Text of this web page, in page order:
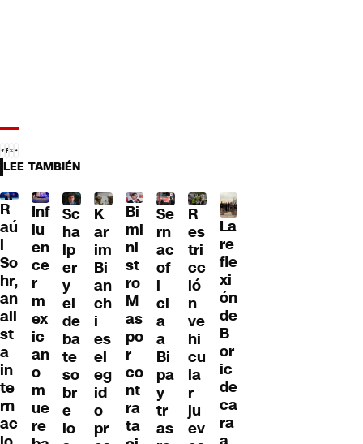
LEE TAMBIÉN
R
aú
l
So
hr,
an
ali
st
a
in
te
rn
ac
Inf
lu
en
ce
r
m
ex
ic
an
o
m
ue
re
Sc
ha
lp
er
y
el
de
ba
te
so
br
e
lo
K
ar
im
Bi
an
ch
i
es
el
eg
id
o
pr
Bi
mi
ni
st
ro
M
as
po
r
co
nt
ra
ta
Se
rn
ac
of
i
ci
a
a
Bi
pa
y
tr
as
R
es
tri
cc
ió
n
ve
hi
cu
la
r
ju
ev
La
re
fle
xi
ón
de
B
or
ic
de
ca
ra